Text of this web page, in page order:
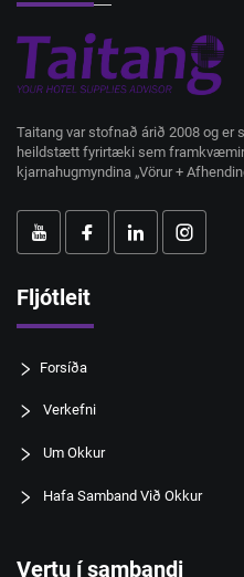
Taitang var stofnað árið 2008 og er
heildstætt fyrirtæki sem
kjarnahugmyndina „Vörur +
Fljótleit
Forsíða
Verkefni
Um Okkur
Hafa Samband Við Okkur
Vertu í sambandi